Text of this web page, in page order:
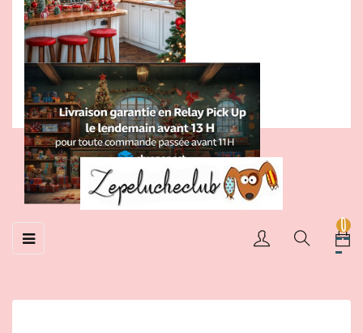
Basculer
la
☰
0